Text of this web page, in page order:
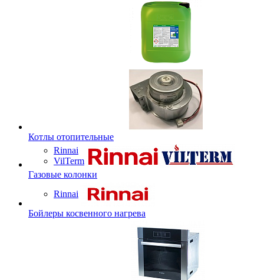
Котлы отопительные
Rinnai
VilTerm
Газовые колонки
Rinnai
Бойлеры косвенного нагрева